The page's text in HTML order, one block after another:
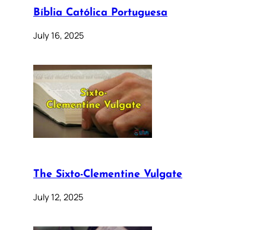
Bíblia Católica Portuguesa
July 16, 2025
The Sixto-Clementine Vulgate
July 12, 2025